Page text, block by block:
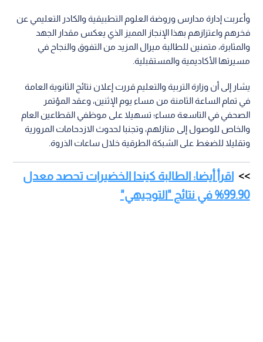
وأعربت إدارة مدارس وروضة العلوم التطبيقية والكادر التعليمي عن
فخرهم واعتزازهم بهذا الإنجاز المميز الذي يعكس مقدار الجهد
والمثابرة، متمنين للطالبة ميرال المزيد من التفوق والنجاح في
مسيرتها الأكاديمية والمستقبلية.
يشار إلى أن وزارة التربية والتعليم قررت إعلان نتائج الثانوية العامة
في تمام الساعة الثامنة من مساء يوم الإثنين، وعقد المؤتمر
الصحفي في التاسعة مساء؛ تسهيلا على موظفي القطاعين العام
والخاص للوصول إلى منازلهم، وتجنبا لحدوث الازدحامات المرورية
وتقليلا للضغط على الشبكة الطرقية خلال ساعات الذروة.
اقرأ أيضا: الطالبة كيندا الخضيرات تحصد معدل
99.90% في نتائج "التوجيهي"